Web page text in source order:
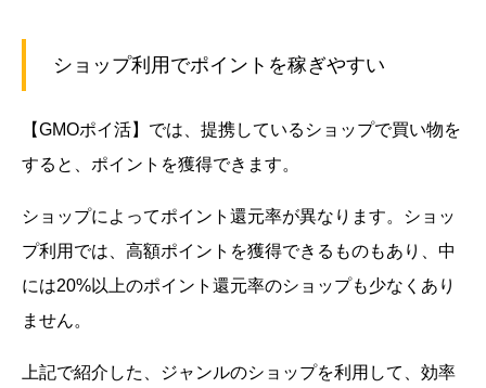
ショップ利用でポイントを稼ぎやすい
【GMOポイ活】では、提携しているショップで買い物を
すると、ポイントを獲得できます。
ショップによってポイント還元率が異なります。ショッ
プ利用では、高額ポイントを獲得できるものもあり、中
には20%以上のポイント還元率のショップも少なくあり
ません。
上記で紹介した、ジャンルのショップを利用して、効率